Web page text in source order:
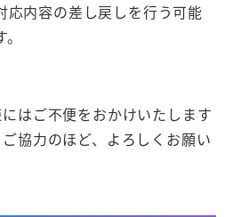
応内容の差し戻しを行う可能
はご不便をおかけいたします
協力のほど、よろしくお願い